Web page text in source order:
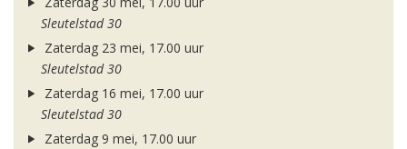
Sleutelstad 30
Zaterdag 23 mei, 17.00 uur
Sleutelstad 30
Zaterdag 16 mei, 17.00 uur
Sleutelstad 30
Zaterdag 9 mei, 17.00 uur